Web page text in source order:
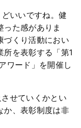
いいですね。健
た感がありま
づくり活動におい
を表彰する「第1
ワード」を開催し
せていくかとい
か、表彰制度は非